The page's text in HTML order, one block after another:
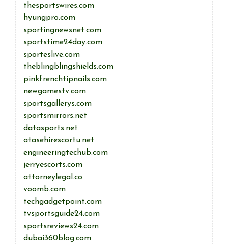
thesportswires.com
hyungpro.com
sportingnewsnet.com
sportstime24day.com
sporteslive.com
theblingblingshields.com
pinkfrenchtipnails.com
newgamestv.com
sportsgallerys.com
sportsmirrors.net
datasports.net
atasehirescortu.net
engineeringtechub.com
jerryescorts.com
attorneylegal.co
voomb.com
techgadgetpoint.com
tvsportsguide24.com
sportsreviews24.com
dubai360blog.com